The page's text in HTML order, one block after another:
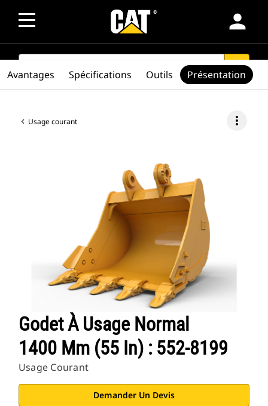
person
SEARCH search
Usage courant more_vert
Godet À Usage Normal
1400 Mm (55 In) : 552-8199
Usage Courant
Demander Un Devis
Avantages Spécifications Outils Présentation